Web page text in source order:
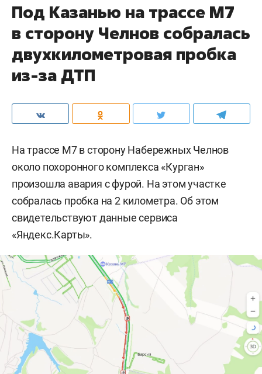
Под Казанью на трассе М7
в сторону Челнов собралась
двухкилометровая пробка
из-за ДТП
На трассе М7 в сторону Набережных Челнов
около похоронного комплекса «Курган»
произошла авария с фурой. На этом участке
собралась пробка на 2 километра. Об этом
свидетельствуют данные сервиса
«Яндекс.Карты».